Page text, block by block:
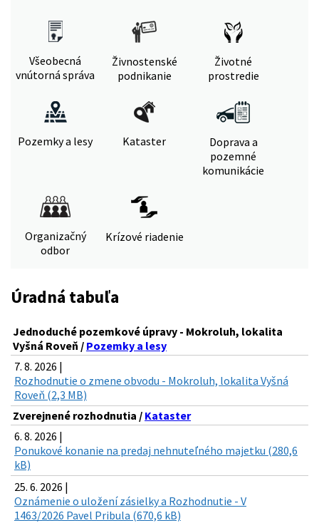
Všeobecná
vnútorná správa
Živnostenské
podnikanie
Životné
prostredie
Pozemky a lesy Kataster
Doprava a
pozemné
komunikácie
Organizačný
odbor
Krízové riadenie
Úradná tabuľa
Jednoduché pozemkové úpravy - Mokroluh, lokalita
Vyšná Roveň / Pozemky a lesy
7. 8. 2026 |
Rozhodnutie o zmene obvodu - Mokroluh, lokalita Vyšná
Roveň (2,3 MB)
Zverejnené rozhodnutia / Kataster
6. 8. 2026 |
Ponukové konanie na predaj nehnuteľného majetku (280,6
kB)
25. 6. 2026 |
Oznámenie o uložení zásielky a Rozhodnutie - V
1463/2026 Pavel Pribula (670,6 kB)